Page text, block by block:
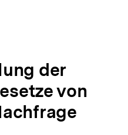
der
von